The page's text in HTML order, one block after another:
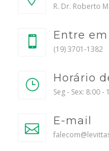
R. Dr. Roberto
Entre
(19) 3701-1382
Horário
Seg - Sex: 8:00 -
E-mail